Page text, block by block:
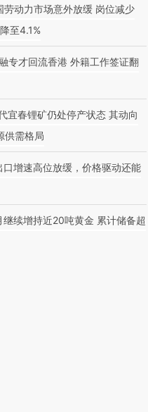
劳动力市场意外放缓 岗位减少
至4.1%
专才回流香港 外籍工作签证翻
宜春锂矿仍处停产状态 其动向
供需格局
口增速高位放缓，价格驱动还能
继续增持近20吨黄金 累计储备超